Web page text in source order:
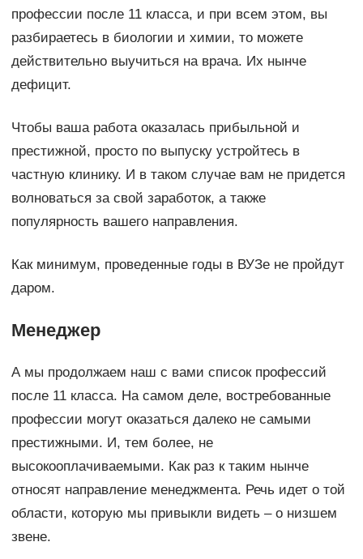
профессии после 11 класса, и при всем этом, вы
разбираетесь в биологии и химии, то можете
действительно выучиться на врача. Их нынче
дефицит.
Чтобы ваша работа оказалась прибыльной и
престижной, просто по выпуску устройтесь в
частную клинику. И в таком случае вам не придется
волноваться за свой заработок, а также
популярность вашего направления.
Как минимум, проведенные годы в ВУЗе не пройдут
даром.
Менеджер
А мы продолжаем наш с вами список профессий
после 11 класса. На самом деле, востребованные
профессии могут оказаться далеко не самыми
престижными. И, тем более, не
высокооплачиваемыми. Как раз к таким нынче
относят направление менеджмента. Речь идет о той
области, которую мы привыкли видеть – о низшем
звене.